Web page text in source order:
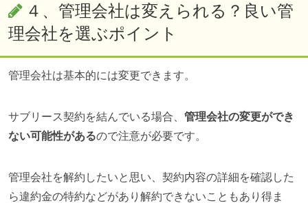
４、管理会社は変えられる？良い管
理会社を選ぶポイント
管理会社は基本的には変更できます。
サブリース契約を結んでいる場合、 管理会社の変更ができ
ない可能性があるので注意が必要です。
管理会社を解約したいと思い、契約内容の詳細を確認した
ら違約金の特約などがあり解約できないこともあり得ま